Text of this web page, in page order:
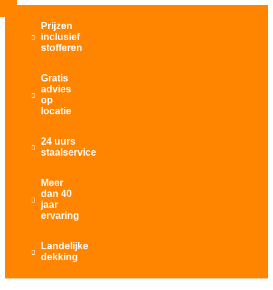

Prijzen
inclusief
stofferen

Gratis
advies
op
locatie

24 uurs
staalservice

Meer
dan 40
jaar
ervaring

Landelijke
dekking